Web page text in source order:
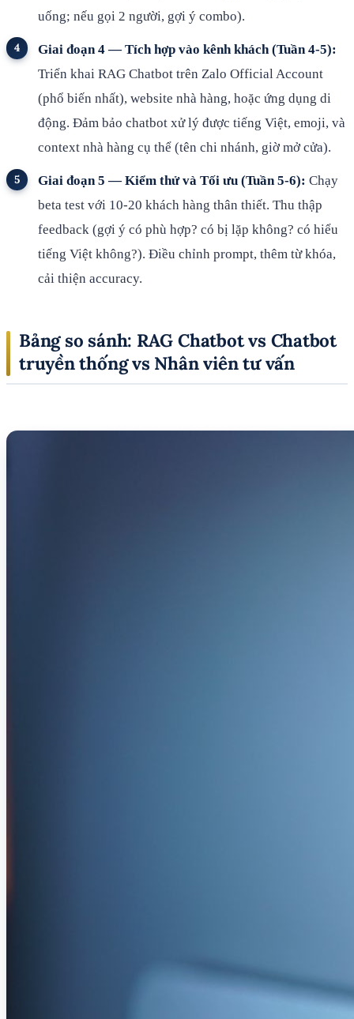
uống; nếu gọi 2 người, gợi ý combo).
Giai đoạn 4 — Tích hợp vào kênh khách (Tuần 4-5):
Triển khai RAG Chatbot trên Zalo Official Account
(phổ biến nhất), website nhà hàng, hoặc ứng dụng di
động. Đảm bảo chatbot xử lý được tiếng Việt, emoji, và
context nhà hàng cụ thể (tên chi nhánh, giờ mở cửa).
Giai đoạn 5 — Kiểm thử và Tối ưu (Tuần 5-6): Chạy
beta test với 10-20 khách hàng thân thiết. Thu thập
feedback (gợi ý có phù hợp? có bị lặp không? có hiểu
tiếng Việt không?). Điều chỉnh prompt, thêm từ khóa,
cải thiện accuracy.
Bảng so sánh: RAG Chatbot vs Chatbot
truyền thống vs Nhân viên tư vấn